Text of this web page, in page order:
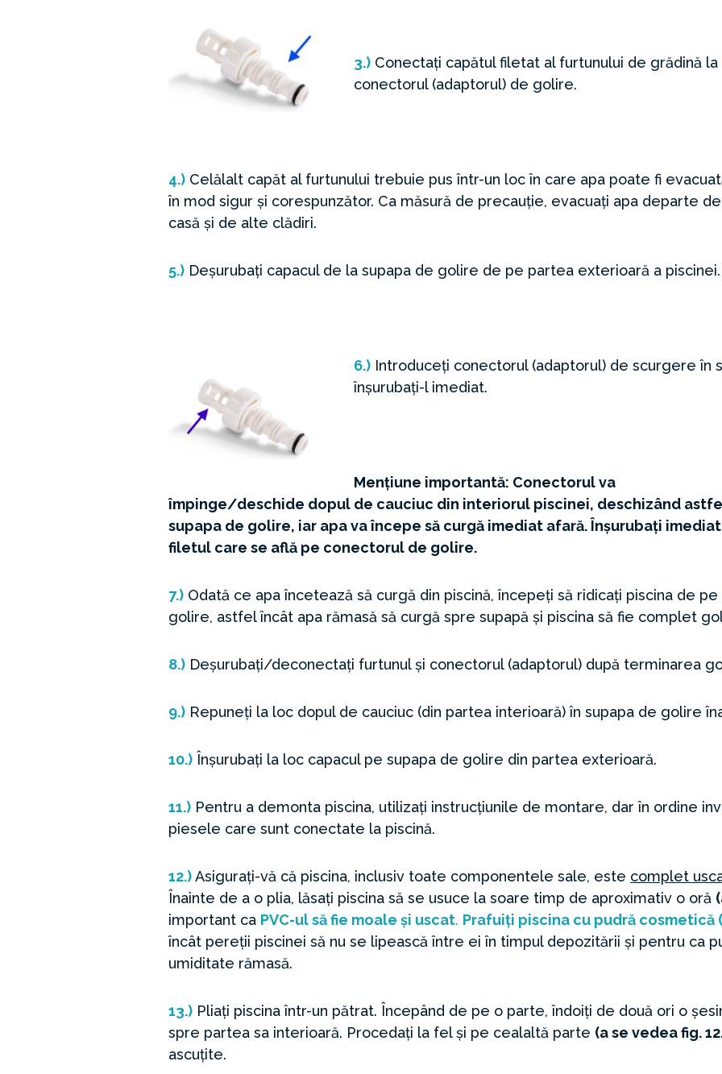
3.) Conectați capătul filetat al furtunului de grădină la
conectorul (adaptorul) de golire.
4.) Celălalt capăt al furtunului trebuie pus într-un loc în care apa poate fi
în mod sigur și corespunzător. Ca măsură de precauție, evacuați apa departe de
casă și de alte clădiri.
5.) Deșurubați capacul de la supapa de golire de pe partea exterioară a piscinei.
6.) Introduceți conectorul (adaptorul) de scurgere în
înșurubați-l imediat.
Menţiune importantă: Conectorul va
împinge/deschide dopul de cauciuc din interiorul piscinei, deschizând
supapa de golire, iar apa va începe să curgă imediat afară. Înșurubați imediat
filetul care se află pe conectorul de golire.
7.) Odată ce apa încetează să curgă din piscină, începeți să ridicați piscina de
golire, astfel încât apa rămasă să curgă spre supapă și piscina să fie complet
8.) Deșurubați/deconectați furtunul și conectorul (adaptorul) după terminarea
9.) Repuneți la loc dopul de cauciuc (din partea interioară) în supapa de golire
10.) Înșurubați la loc capacul pe supapa de golire din partea exterioară.
11.) Pentru a demonta piscina, utilizați instrucțiunile de montare, dar în ordine
piesele care sunt conectate la piscină.
12.)Asigurați-vă că piscina, inclusiv toate componentele sale, este complet
Înainte de a o plia, lăsați piscina să se usuce la soare timp de aproximativ o oră
important ca PVC-ul să fie moale și uscat. Prafuiți piscina cu pudră cosmetică
încât pereții piscinei să nu se lipească între ei în timpul depozitării și pentru ca
umiditate rămasă.
13.) Pliați piscina într-un pătrat. Începând de pe o parte, îndoiți de două ori o
spre partea sa interioară. Procedați la fel și pe cealaltă parte (a se vedea fig.
ascuțite.